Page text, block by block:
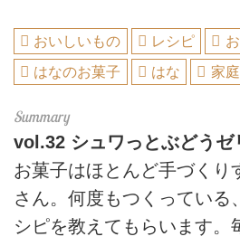
おいしいもの レシピ
はなのお菓子
はな 家
vol.32 シュワっとぶどうゼ
お菓子はほとんど手づくり
さん。何度もつくっている
シピを教えてもらいます。